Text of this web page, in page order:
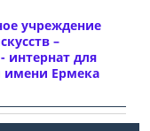
учреждение
–
интернат для
имени Ермека